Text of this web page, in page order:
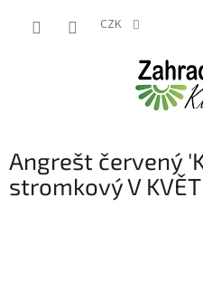
CZK
Angrešt červený
stromkový V